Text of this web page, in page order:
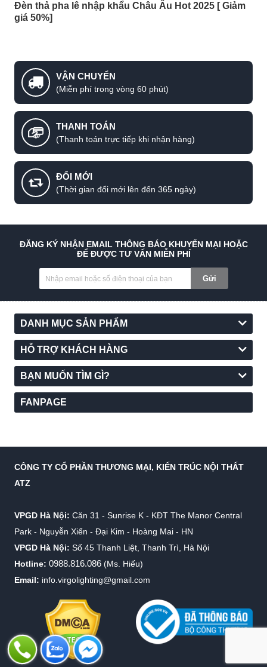
Đèn thả pha lê nhập khẩu Châu Âu Hot 2025 [ Giảm
giá 50%]
VẬN CHUYỂN
(Miễn phí trong vòng 60 phút)
THANH TOÁN
(Thanh toán trực tiếp khi nhận hàng)
ĐỔI MỚI
(Thời gian đổi mới lên đến 365 ngày)
ĐĂNG KÝ NHẬN EMAIL THÔNG BÁO KHUYẾN MẠI HOẶC
ĐỂ ĐƯỢC TƯ VẤN MIỄN PHÍ
Gửi
DANH MỤC SẢN PHẨM
HỖ TRỢ KHÁCH HÀNG
BẠN MUỐN TÌM GÌ?
FANPAGE
CÔNG TY CỔ PHẦN THƯƠNG MẠI, KIẾN TRÚC NỘI THẤT
ATZ
VPGD Hà Nội: Căn 31 - Sunrise K - KĐT The Manor Central
Park - Nguyễn Xiển - Đại Kim - Hoàng Mai - HN
VPGD Hà Nội: Số 45 Thanh Liệt, Thanh Trì, Hà Nội
Hotline: 0988.816.086 (Ms. Hiếu)
Email: info.virgolighting@gmail.com